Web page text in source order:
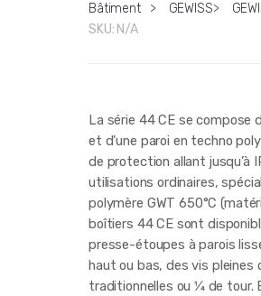
Bâtiment > GEWISS>
SKU: N/A
La série 44 CE se
et d’une paroi en techno
de protection allant jusqu’à
utilisations ordinaires,
polymère GWT 650°C
boîtiers 44 CE sont
presse-étoupes à parois
haut ou bas, des vis
traditionnelles ou 1⁄4 de